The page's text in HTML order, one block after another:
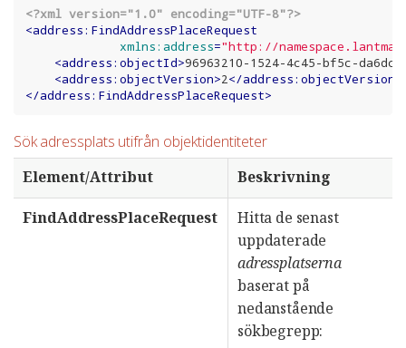
<?xml version="1.0" encoding="UTF-8"?>
<address:FindAddressPlaceRequest
xmlns:address="http://
<address:objectId>96963210-1524-4c45-bf5c-
<address:objectVersion>2</address:objectVersion
</address:FindAddressPlaceRequest>
Sök adressplats utifrån objektidentiteter
Element/Attribut
Beskrivning
FindAddressPlaceRequest
Hitta de senast
uppdaterade
adressplatserna
baserat på
nedanstående
sökbegrepp: